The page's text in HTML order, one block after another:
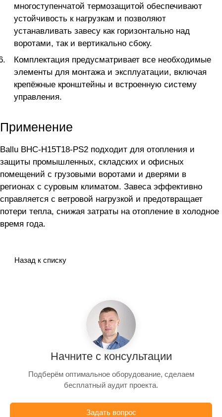
многоступенчатой термозащитой обеспечивают
устойчивость к нагрузкам и позволяют
устанавливать завесу как горизонтально над
воротами, так и вертикально сбоку.
Комплектация предусматривает все необходимые
элементы для монтажа и эксплуатации, включая
крепёжные кронштейны и встроенную систему
управления.
Применение
Ballu BHC-H15T18-PS2 подходит для отопления и
защиты промышленных, складских и офисных
помещений с грузовыми воротами и дверями в
регионах с суровым климатом. Завеса эффективно
справляется с ветровой нагрузкой и предотвращает
потери тепла, снижая затраты на отопление в холодное
время года.
Назад к списку
Начните с консультации
Подберём оптимальное оборудование, сделаем
бесплатный аудит проекта.
Задать вопрос